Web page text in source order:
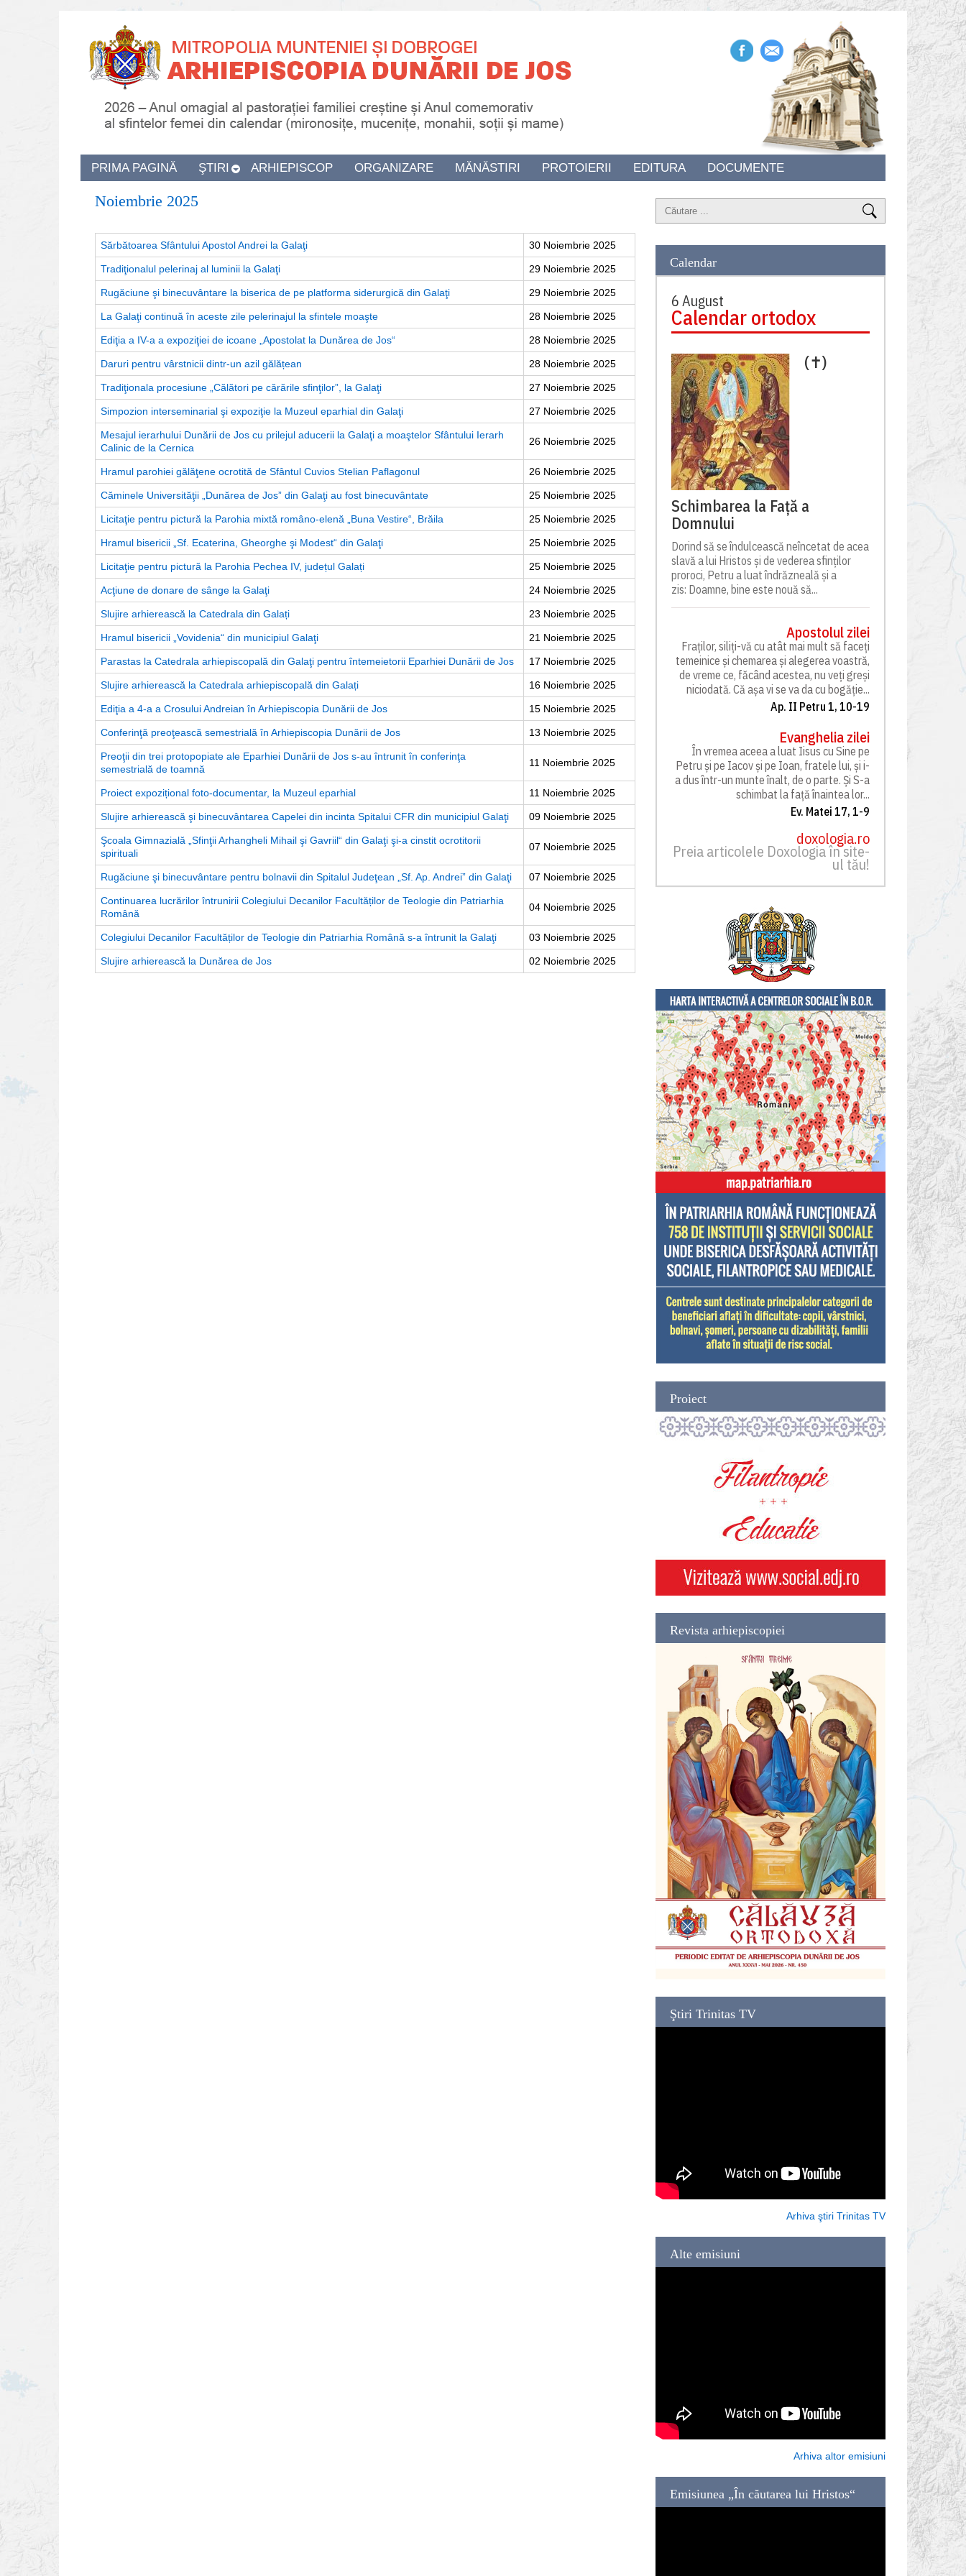
PRIMA PAGINĂ ŞTIRI ARHIEPISCOP ORGANIZARE MĂNĂSTIRI PROTOIERII EDITURA DOCUMENTE
Noiembrie 2025
Sărbătoarea Sfântului Apostol Andrei la Galaţi 30 Noiembrie 2025
Tradiţionalul pelerinaj al luminii la Galaţi 29 Noiembrie 2025
Rugăciune şi binecuvântare la biserica de pe platforma siderurgică din Galaţi 29 Noiembrie 2025
La Galaţi continuă în aceste zile pelerinajul la sfintele moaşte 28 Noiembrie 2025
Ediţia a IV-a a expoziţiei de icoane „Apostolat la Dunărea de Jos“ 28 Noiembrie 2025
Daruri pentru vârstnicii dintr-un azil gălățean 28 Noiembrie 2025
Tradiţionala procesiune „Călători pe cărările sfinţilor”, la Galaţi 27 Noiembrie 2025
Simpozion interseminarial şi expoziţie la Muzeul eparhial din Galaţi 27 Noiembrie 2025
Mesajul ierarhului Dunării de Jos cu prilejul aducerii la Galaţi a moaştelor Sfântului Ierarh
Calinic de la Cernica
26 Noiembrie 2025
Hramul parohiei gălăţene ocrotită de Sfântul Cuvios Stelian Paflagonul 26 Noiembrie 2025
Căminele Universităţii „Dunărea de Jos” din Galaţi au fost binecuvântate 25 Noiembrie 2025
Licitaţie pentru pictură la Parohia mixtă româno-elenă „Buna Vestire“, Brăila 25 Noiembrie 2025
Hramul bisericii „Sf. Ecaterina, Gheorghe şi Modest“ din Galaţi 25 Noiembrie 2025
Licitaţie pentru pictură la Parohia Pechea IV, județul Galați 25 Noiembrie 2025
Acţiune de donare de sânge la Galaţi 24 Noiembrie 2025
Slujire arhierească la Catedrala din Galați 23 Noiembrie 2025
Hramul bisericii „Vovidenia“ din municipiul Galaţi 21 Noiembrie 2025
Parastas la Catedrala arhiepiscopală din Galaţi pentru întemeietorii Eparhiei Dunării de Jos 17 Noiembrie 2025
Slujire arhierească la Catedrala arhiepiscopală din Galați 16 Noiembrie 2025
Ediţia a 4-a a Crosului Andreian în Arhiepiscopia Dunării de Jos 15 Noiembrie 2025
Conferinţă preoţească semestrială în Arhiepiscopia Dunării de Jos 13 Noiembrie 2025
Preoţii din trei protopopiate ale Eparhiei Dunării de Jos s-au întrunit în conferinţa
semestrială de toamnă
11 Noiembrie 2025
Proiect expozițional foto-documentar, la Muzeul eparhial 11 Noiembrie 2025
Slujire arhierească şi binecuvântarea Capelei din incinta Spitalui CFR din municipiul Galaţi 09 Noiembrie 2025
Şcoala Gimnazială „Sfinţii Arhangheli Mihail şi Gavriil“ din Galaţi şi-a cinstit ocrotitorii
spirituali
07 Noiembrie 2025
Rugăciune şi binecuvântare pentru bolnavii din Spitalul Judeţean „Sf. Ap. Andrei” din Galaţi 07 Noiembrie 2025
Continuarea lucrărilor întrunirii Colegiului Decanilor Facultăților de Teologie din Patriarhia
Română
04 Noiembrie 2025
Colegiului Decanilor Facultăților de Teologie din Patriarhia Română s-a întrunit la Galaţi 03 Noiembrie 2025
Slujire arhierească la Dunărea de Jos 02 Noiembrie 2025
Calendar
6 August
Calendar ortodox
(✝)
Schimbarea la Față a
Domnului
Dorind să se îndulcească neîncetat de acea
slavă a lui Hristos și de vederea sfinților
proroci, Petru a luat îndrăzneală și a
zis: Doamne, bine este nouă să...
Apostolul zilei
Fraților, siliți-vă cu atât mai mult să faceți
temeinice și chemarea și alegerea voastră,
de vreme ce, făcând acestea, nu veți greși
niciodată. Că așa vi se va da cu bogăție...
Ap. II Petru 1, 10-19
Evanghelia zilei
În vremea aceea a luat Iisus cu Sine pe
Petru și pe Iacov și pe Ioan, fratele lui, și i-
a dus într-un munte înalt, de o parte. Și S-a
schimbat la față înaintea lor...
Ev. Matei 17, 1-9
doxologia.ro
Preia articolele Doxologia în site-
ul tău!
Proiect
Revista arhiepiscopiei
Ştiri Trinitas TV
Arhiva ştiri Trinitas TV
Alte emisiuni
Arhiva altor emisiuni
Emisiunea „În căutarea lui Hristos“